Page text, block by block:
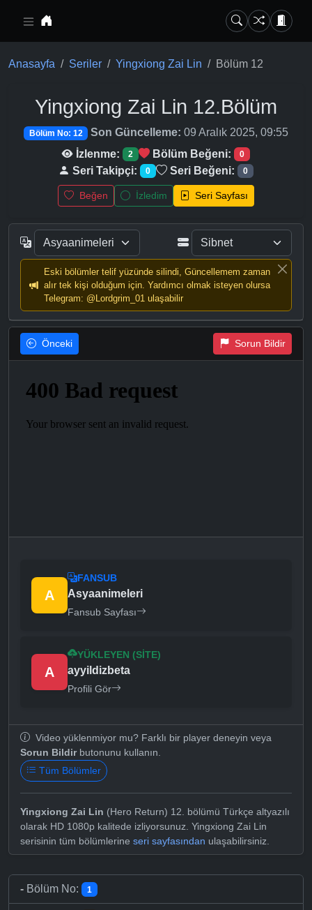
Anasayfa Seriler Yingxiong Zai Lin Bölüm 12
Yingxiong Zai Lin 12.Bölüm
Bölüm No: 12 Son Güncelleme: 09 Aralık 2025, 09:55
İzlenme:
2 Bölüm Beğeni: 0
Seri Takipçi: 0 Seri Beğeni: 0
Beğen İzledim Seri Sayfası
Eski bölümler telif yüzünde silindi, Güncellemem zaman
alır tek kişi olduğum için. Yardımcı olmak isteyen olursa
Telegram: @Lordgrim_01 ulaşabilir
Önceki Sorun Bildir
A
FANSUB
Asyaanimeleri
Fansub Sayfası
A
YÜKLEYEN (SITE)
ayyildizbeta
Profili Gör
Video yüklenmiyor mu? Farklı bir player deneyin veya
Sorun Bildirbutonunu kullanın.
Tüm Bölümler
Yingxiong Zai Lin (Hero Return) 12. bölümü Türkçe altyazılı
olarak HD 1080p kalitede izliyorsunuz. Yingxiong Zai Lin
serisinin tüm bölümlerine seri sayfasından ulaşabilirsiniz.
- Bölüm No: 1